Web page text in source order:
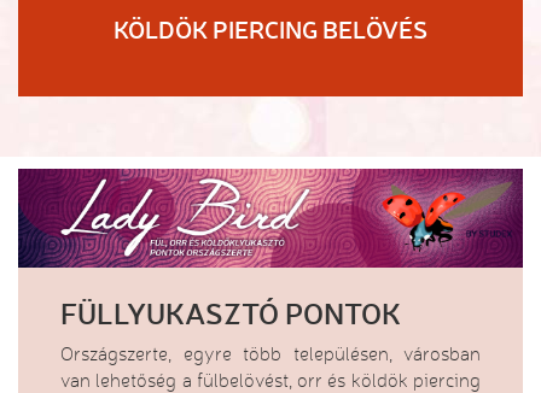
KÖLDÖK PIERCING BELÖVÉS
FÜLLYUKASZTÓ PONTOK
Országszerte, egyre több településen, városban
van lehetőség a fülbelövést, orr és köldök piercing